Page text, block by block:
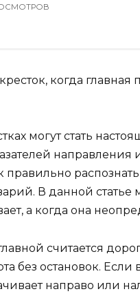
могут стать
направления
В данной статье
а когда она
считается
без остановок. Если
направо или